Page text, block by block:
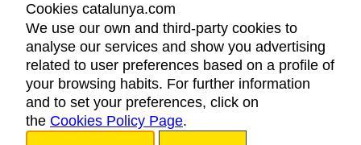
LEGAL NOTICE
PRIVACY POLICY
COOKIES POLICY
ACCESSIBILITY
Cookies catalunya.com
We use our own and third-party cookies to
analyse our services and show you advertising
related to user preferences based on a profile of
your browsing habits. For further information
and to set your preferences, click on
the Cookies Policy Page.